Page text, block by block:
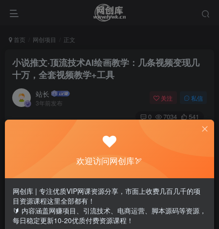
首页 网创项目 正文
小说推文·顶流技术AI绘画教学：几条视频变现几
十万，全套视频教学+工具
站长
3年前发布
关注 私信
0 7034 541
欢迎访问网创库🏹
网创库 | 专注优质VIP网课资源分享，市面上收费几百几千的项
目资源课程这里全部都有！
🔰 内容涵盖网赚项目、引流技术、电商运营、脚本源码等资源，
每日稳定更新10-20优质付费资源课程！